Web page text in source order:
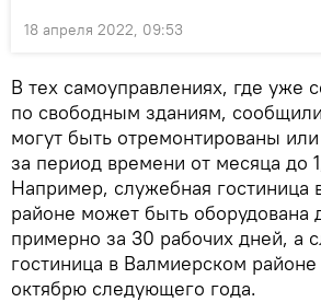
18 апреля 2022, 09:53
В тех самоуправлениях, где уже
по свободным зданиям,
могут быть отремонтированы
за период времени от месяца до
Например, служебная гостиница
районе может быть оборудована
примерно за 30 рабочих дней, а
гостиница в Валмиерском
октябрю следующего года.